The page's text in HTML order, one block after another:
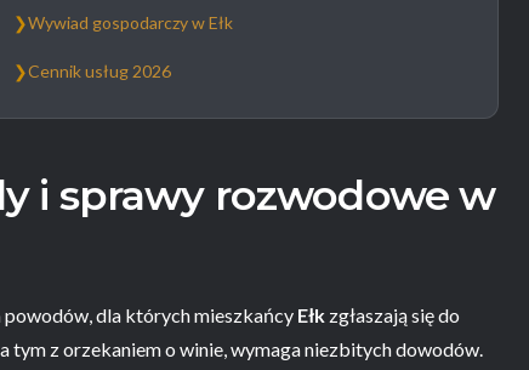
❯Wywiad gospodarczy w Ełk
❯Cennik usług 2026
i sprawy rozwodowe w
dla których mieszkańcy Ełk zgłaszają się do
z orzekaniem o winie, wymaga niezbitych dowodów.